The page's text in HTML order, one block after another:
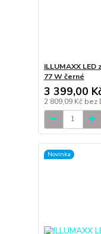
ILLUMAXX
77 W černé
3 399,00
2 809,09 Kč bez
Novinka